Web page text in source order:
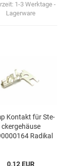
1-3 Werktage -
Lagerware
Kon­takt für Ste­
cker­ge­häu­se
Ra­di­kal
0,12 EUR